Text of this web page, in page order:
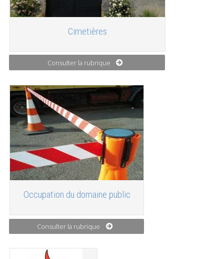
Cimetières
Consulter la rubrique
Occupation du domaine public
Consulter la rubrique